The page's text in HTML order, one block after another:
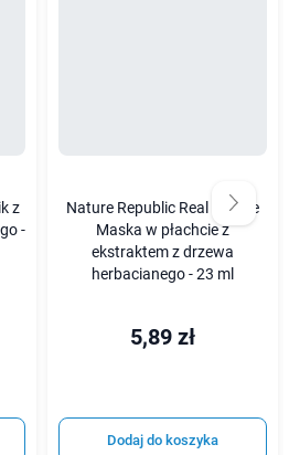
z
-
Nature Republic Real Nature
Maska w płachcie z
ekstraktem z drzewa
herbacianego - 23 ml
5,89 zł
Dodaj do koszyka